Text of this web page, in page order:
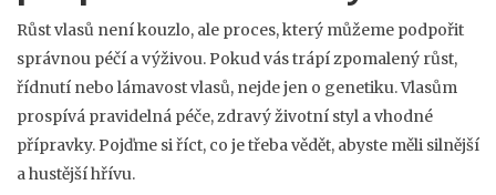
Růst vlasů není kouzlo, ale proces, který můžeme podpořit
správnou péčí a výživou. Pokud vás trápí zpomalený růst,
řídnutí nebo lámavost vlasů, nejde jen o genetiku. Vlasům
prospívá pravidelná péče, zdravý životní styl a vhodné
přípravky. Pojďme si říct, co je třeba vědět, abyste měli silnější
a hustější hřívu.